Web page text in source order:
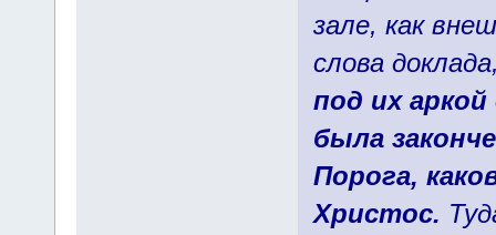
зале, как
слова
под их
была
Порога,
Христос.